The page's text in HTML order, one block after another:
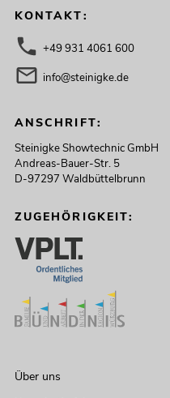
KONTAKT:
+49 931 4061 600
info@steinigke.de
ANSCHRIFT:
Steinigke Showtechnic GmbH
Andreas-Bauer-Str. 5
D-97297 Waldbüttelbrunn
ZUGEHÖRIGKEIT:
Über uns